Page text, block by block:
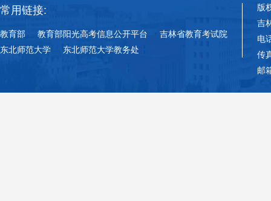
常用链接:
教育部 教育部阳光高考信息公开平台
吉林省教育考试院
东北师范大学
东北师范大学教务处
版
吉
电
传
邮